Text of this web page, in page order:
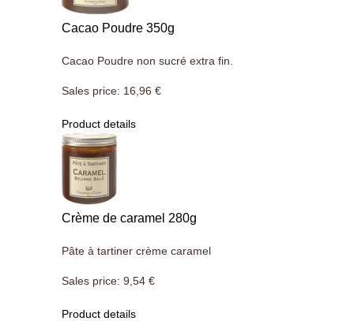
Cacao Poudre 350g
Cacao Poudre non sucré extra fin.
Sales price: 16,96 €
Product details
Crème de caramel 280g
Pâte à tartiner crème caramel
Sales price: 9,54 €
Product details